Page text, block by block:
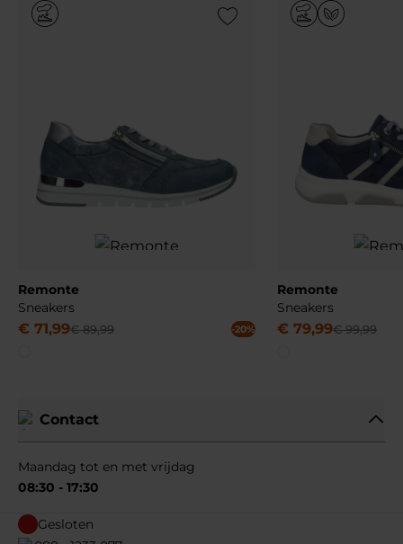
Add to Wishlist
Remonte
Sneakers
€ 71,99€ 89,99 -20%
Remonte
Sneakers
€ 79,99€ 99,99
Contact
Maandag tot en met vrijdag
08:30 - 17:30
Gesloten